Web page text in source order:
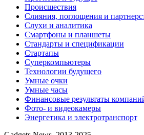
Происшествия
Слияния, поглощения и
Слухи и аналитика
Смартфоны и планшеты
Стандарты и спецификации
Стартапы
Суперкомпьютеры
Технологии будущего
Умные очки
Умные часы
Финансовые результаты
Фото- и видеокамеры
Энергетика и электротранспорт